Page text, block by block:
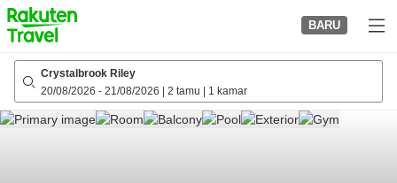
to
top
page
BARU
Crystalbrook Riley
20/08/2026 - 21/08/2026 2 tamu 1 kamar